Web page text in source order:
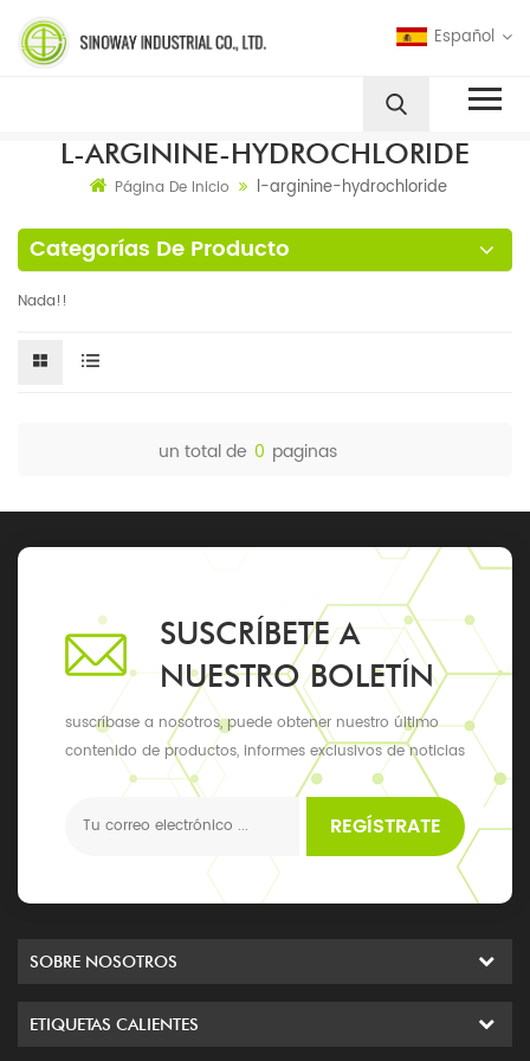
Español
L-ARGININE-HYDROCHLORIDE
Página De Inicio l-arginine-hydrochloride
Categorías De Producto
Nada!!
un total de 0 paginas
SUSCRÍBETE A
NUESTRO BOLETÍN
suscríbase a nosotros, puede obtener nuestro último
contenido de productos, informes exclusivos de noticias
y actualizaciones, los últimos eventos locales
REGÍSTRATE
SOBRE NOSOTROS
ETIQUETAS CALIENTES